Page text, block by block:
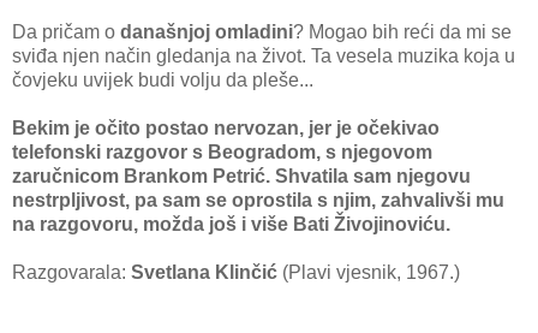
Da pričam o današnjoj omladini? Mogao bih reći da mi se
sviđa njen način gledanja na život. Ta vesela muzika koja u
čovjeku uvijek budi volju da pleše...
Bekim je očito postao nervozan, jer je očekivao
telefonski razgovor s Beogradom, s njegovom
zaručnicom Brankom Petrić. Shvatila sam njegovu
nestrpljivost, pa sam se oprostila s njim, zahvalivši mu
na razgovoru, možda još i više Bati Živojinoviću.
Razgovarala: Svetlana Klinčić (Plavi vjesnik, 1967.)